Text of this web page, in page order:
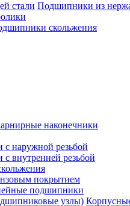
Подшипники из
скольжения
наконечники
наружной резьбой
внутренней резьбой
покрытием
подшипники